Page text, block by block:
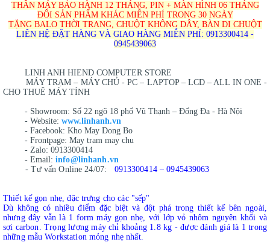
THÂN MÁY BẢO HÀNH 12 THÁNG, PIN + MÀN HÌNH 06 THÁNG
ĐỔI SẢN PHẨM KHÁC MIỄN PHÍ TRONG 30 NGÀY
TẶNG BALO THỜI TRANG, CHUỘT KHÔNG DÂY, BÀN DI CHUỘT
LIÊN HỆ ĐẶT HÀNG VÀ GIAO HÀNG MIỄN PHÍ: 0913300414 -
0945439063
LINH ANH HIEND COMPUTER STORE
MÁY TRẠM – MÁY CHỦ - PC – LAPTOP – LCD – ALL IN ONE -
CHO THUÊ MÁY TÍNH
- Showroom: Số 22 ngõ 18 phố Vũ Thạnh – Đống Đa - Hà Nội
- Website: www.linhanh.vn
- Facebook: Kho May Dong Bo
- Frontpage: May tram may chu
- Zalo: 0913300414
- Email: info@linhanh.vn
- Tư vấn Online 24/07: 0913300414 – 0945439063
Thiết kế gọn nhẹ, đặc trưng cho các "sếp"
Dù không có nhiều điểm đặc biệt và đột phá trong thiết kế bên ngoài,
nhưng đây vẫn là 1 form máy gọn nhẹ, với lớp vỏ nhôm nguyên khối và
sợi carbon. Trọng lượng máy chỉ khoảng 1.8 kg - được đánh giá là 1 trong
những mẫu Workstation mỏng nhẹ nhất.